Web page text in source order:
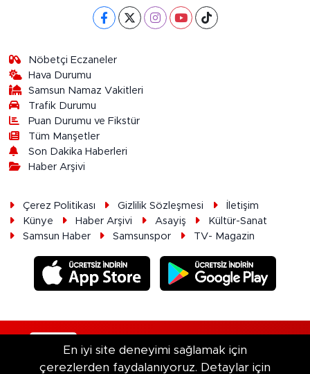
Nöbetçi Eczaneler
Hava Durumu
Samsun Namaz Vakitleri
Trafik Durumu
Puan Durumu ve Fikstür
Tüm Manşetler
Son Dakika Haberleri
Haber Arşivi
Çerez Politikası Gizlilik Sözleşmesi
İletişim
Künye
Haber Arşivi Asayiş
Kültür-Sanat
Samsun Haber
Samsunspor TV- Magazin
En iyi site deneyimi sağlamak için
çerezlerden faydalanıyoruz. Detaylar için